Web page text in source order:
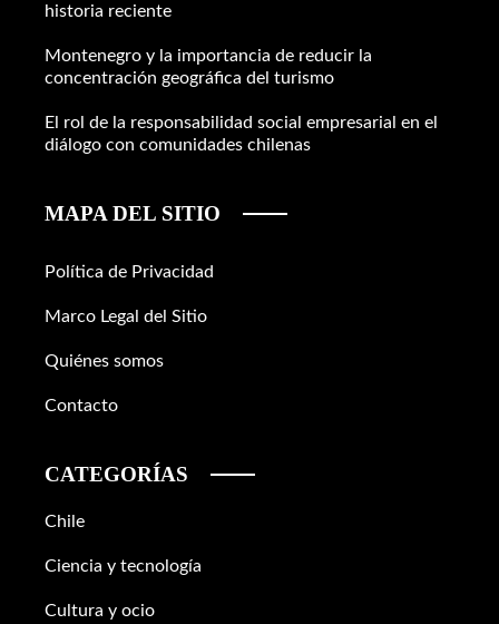
historia reciente
Montenegro y la importancia de reducir la
concentración geográfica del turismo
El rol de la responsabilidad social empresarial en el
diálogo con comunidades chilenas
MAPA DEL SITIO
Política de Privacidad
Marco Legal del Sitio
Quiénes somos
Contacto
CATEGORÍAS
Chile
Ciencia y tecnología
Cultura y ocio